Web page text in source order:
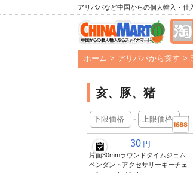
アリババなど中国からの個人輸入・仕
ホーム > アリババから探す >
亥、豚、猪
- 円
30 円
片面30mmラウンドタイムジェム
ペンダントアクセサリーキーチェ